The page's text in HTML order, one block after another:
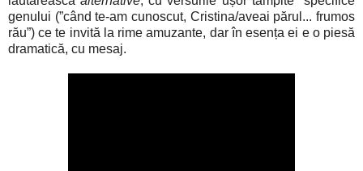
genului (”când te-am cunoscut, Cristina/aveai părul... frumos
rău”) ce te invită la rime amuzante, dar în esența ei e o piesă
dramatică, cu mesaj.